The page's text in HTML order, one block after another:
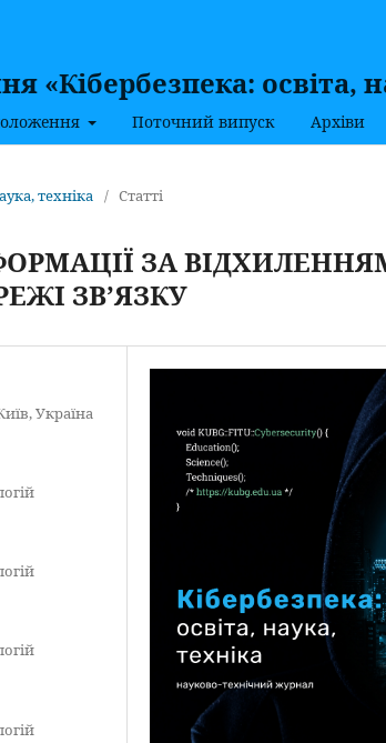
«Кібербезпека: освіта,
Поточний випуск Архіви
техніка / Статті
ЗА
ЗВ’ЯЗКУ
Україна